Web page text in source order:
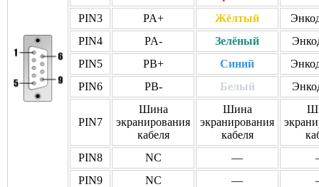
PIN3
PA+ Жёлтый
PIN4
PA- Зелёный
PIN5
PB+ Синий
PIN6
PB- Белый
PIN7
Шина
экранирования
кабеля
Шина
экранирования
кабеля
PIN8
NC —
PIN9
NC —